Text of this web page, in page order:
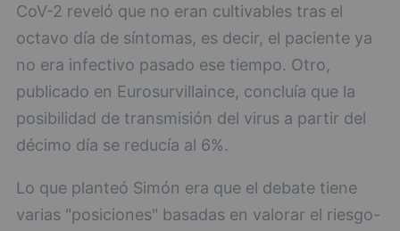
CoV-2 reveló que no eran cultivables tras el
octavo día de síntomas, es decir, el paciente ya
no era infectivo pasado ese tiempo. Otro,
publicado en Eurosurvillaince, concluía que la
posibilidad de transmisión del virus a partir del
décimo día se reducía al 6%.
Lo que planteó Simón era que el debate tiene
varias "posiciones" basadas en valorar el riesgo-